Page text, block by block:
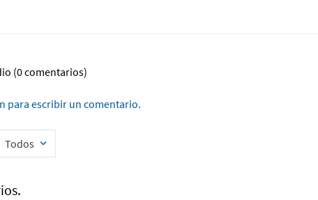
(0 comentarios)
para escribir un comentario.
Todos